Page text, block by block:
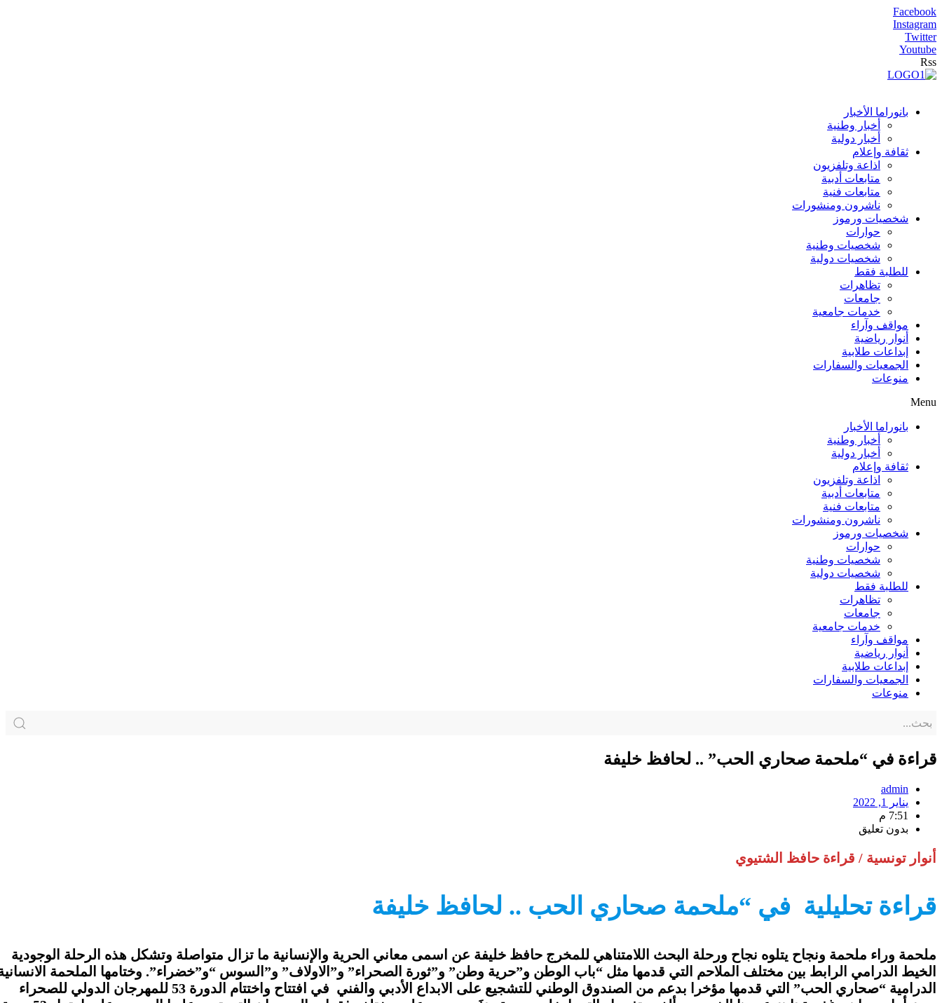
Facebook
Instagram
Twitter
Youtube
Rss
بانوراما الأخبار
أخبار وطنية
أخبار دولية
ثقافة وإعلام
اذاعة وتلفزيون
متابعات أدبية
متابعات فنية
ناشرون ومنشورات
شخصيات ورموز
حوارات
شخصيات وطنية
شخصيات دولية
للطلبة فقط
تظاهرات
جامعات
خدمات جامعية
مواقف وآراء
أنوار رياضية
إبداعات طلابية
الجمعيات والسفارات
منوعات
Menu
بانوراما الأخبار
أخبار وطنية
أخبار دولية
ثقافة وإعلام
اذاعة وتلفزيون
متابعات أدبية
متابعات فنية
ناشرون ومنشورات
شخصيات ورموز
حوارات
شخصيات وطنية
شخصيات دولية
للطلبة فقط
تظاهرات
جامعات
خدمات جامعية
مواقف وآراء
أنوار رياضية
إبداعات طلابية
الجمعيات والسفارات
منوعات
قراءة في “ملحمة صحاري الحب” .. لحافظ خليفة
admin
يناير 1, 2022
7:51 م
بدون تعليق
أنوار تونسية / قراءة حافظ الشتيوي
قراءة تحليلية في “ملحمة صحاري الحب .. لحافظ خليفة
ملحمة وراء ملحمة ونجاح يتلوه نجاح ورحلة البحث اللامتناهي للمخرج حافظ خليفة عن اسمى معاني الحرية والإنسانية ما تزال متواصلة وتشكل هذه الرحلة الوجودية
الخيط الدرامي الرابط بين مختلف الملاحم التي قدمها مثل “باب الوطن و”حرية وطن” و”ثورة الصحراء” و”الاولاف” و”السوس “و”خضراء”. وختامها الملحمة
الدرامية “صحاري الحب” التي قدمها مؤخرا بدعم من الصندوق الوطني للتشجيع على الابداع الأدبي والفني في افتتاح واختتام الدورة 53 للمهرجان الدولي للصحراء